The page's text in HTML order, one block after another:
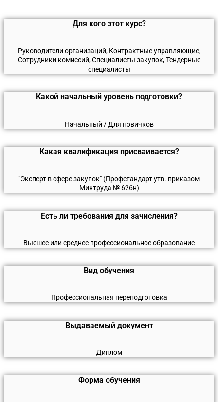
Для кого этот курс?
Руководители организаций, Контрактные управляющие,
Сотрудники комиссий, Специалисты закупок, Тендерные
специалисты
Какой начальный уровень подготовки?
Начальный / Для новичков
Какая квалификация присваивается?
"Эксперт в сфере закупок" (Профстандарт утв. приказом
Минтруда № 626н)
Есть ли требования для зачисления?
Высшее или среднее профессиональное образование
Вид обучения
Профессиональная переподготовка
Выдаваемый документ
Диплом
Форма обучения